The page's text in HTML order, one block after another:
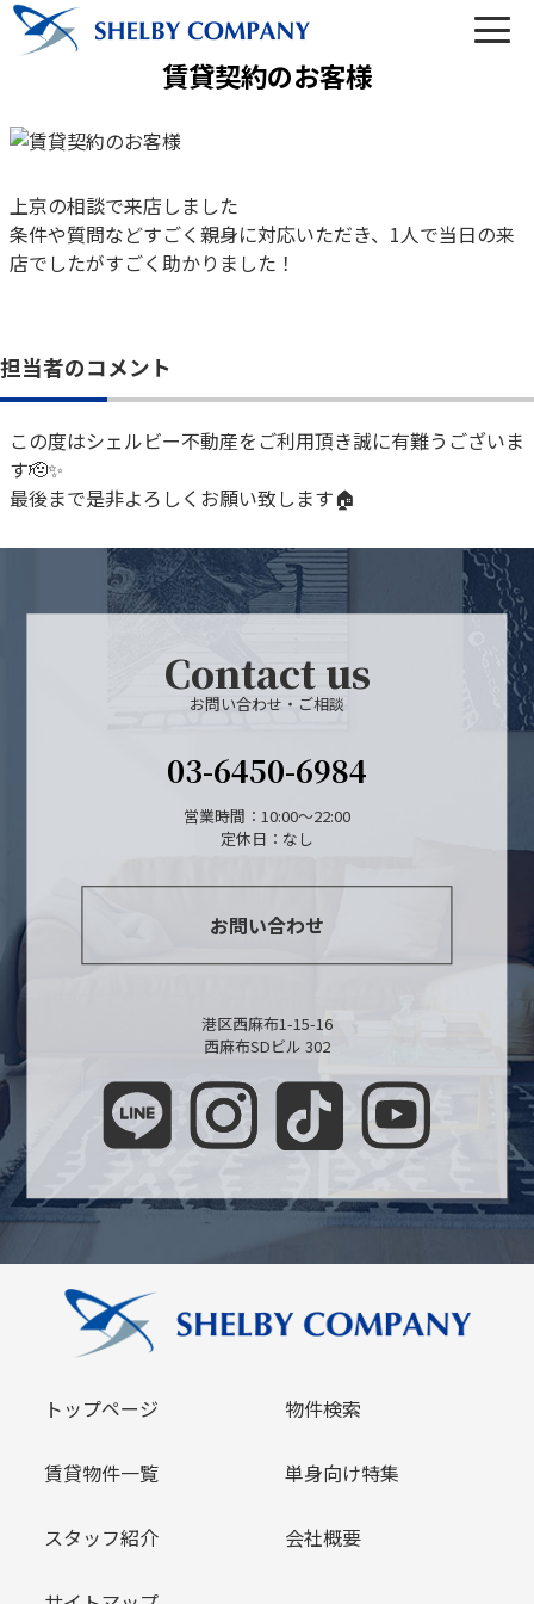
03-6450-6984
営業時間 10:00～22:00（なし定休）
トップ
賃貸物件一覧
賃貸契約のお客様
上京の相談で来店しました
条件や質問などすごく親身に対応いただき、1人で当日の来
店でしたがすごく助かりました！
担当者のコメント
この度はシェルビー不動産をご利用頂き誠に有難うございま
す🫡✨
最後まで是非よろしくお願い致します🏠
Contact us
お問い合わせ・ご相談
03-6450-6984
営業時間：10:00～22:00
定休日：なし
お問い合わせ
港区西麻布1-15-16
西麻布SDビル 302
トップページ 物件検索
賃貸物件一覧 単身向け特集
スタッフ紹介 会社概要